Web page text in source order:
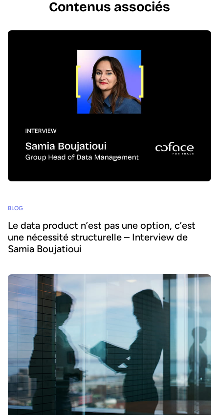
Contenus associés
BLOG
Le data product n’est pas une option, c’est
une nécessité structurelle – Interview de
Samia Boujatioui